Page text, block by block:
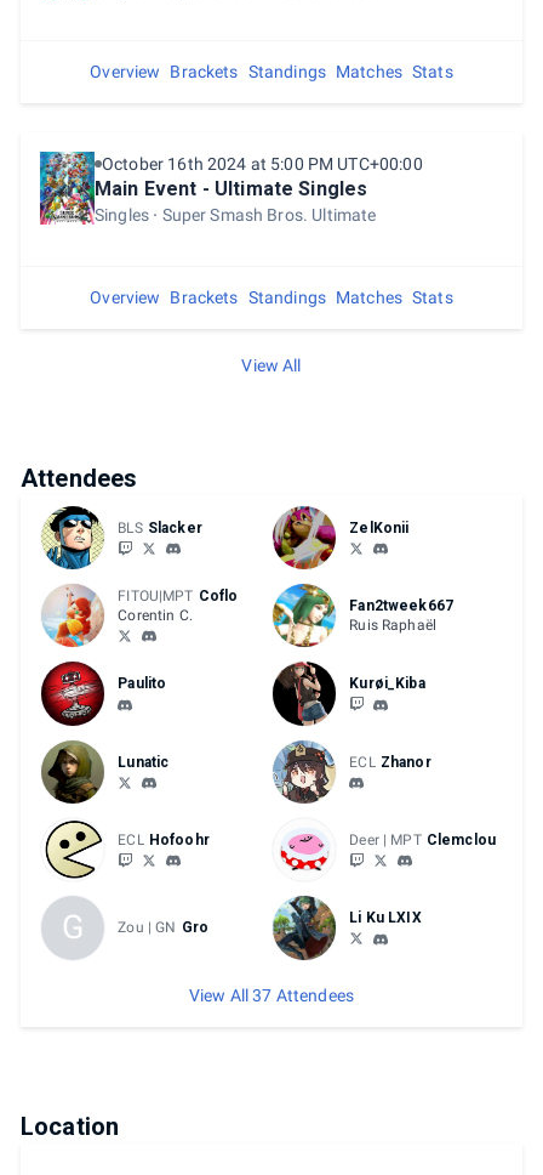
Overview Brackets Standings Matches Stats
October 16th 2024 at 5:00 PM UTC+00:00
Main Event - Ultimate Singles
Singles Super Smash Bros. Ultimate
Overview Brackets Standings Matches Stats
View All
Attendees
BLS Slacker ZelKonii
FITOU|MPT Coflo
Corentin C.
Fan2tweek667
Ruis Raphaël
Paulito Kurøi_Kiba
Lunatic ECL Zhanor
ECL Hofoohr Deer | MPT Clemclou
G Zou | GN Gro
Li Ku LXIX
View All 37 Attendees
Location